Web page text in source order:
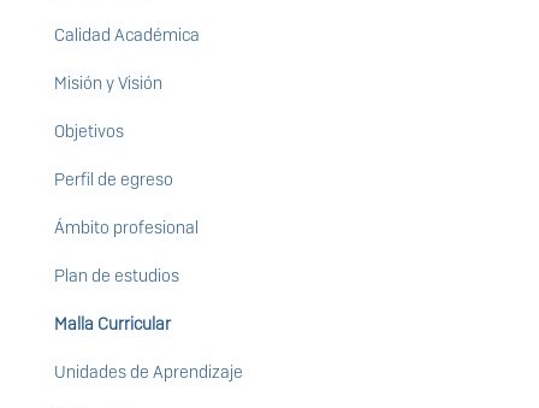
Calidad Académica
Misión y Visión
Objetivos
Perfil de egreso
Ámbito profesional
Plan de estudios
Malla Curricular
Unidades de Aprendizaje